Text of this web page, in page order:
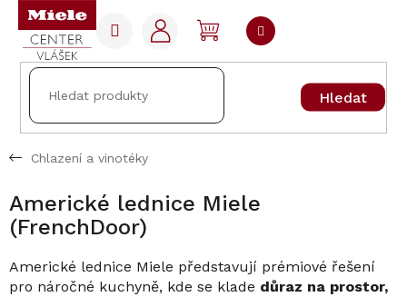
Přejít
obsah
Hledat
NÁKUPNÍ
KOŠÍK
Chlazení a vinotéky
Americké lednice Miele
(FrenchDoor)
Americké lednice Miele představují prémiové řešení
pro náročné kuchyně, kde se klade důraz na prostor,